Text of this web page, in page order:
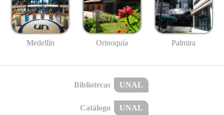
Medellín Orinoquía Palmira
Bibliotecas UNAL
Catálogo UNAL